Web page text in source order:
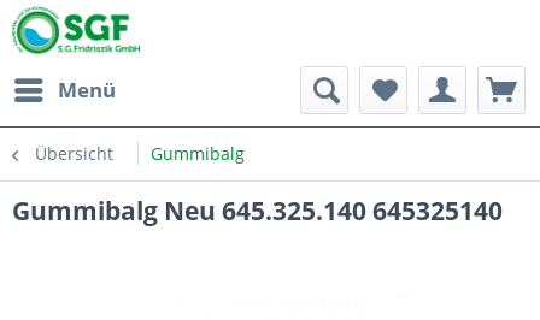
Menü
Übersicht Gummibalg
Gummibalg Neu 645.325.140 645325140